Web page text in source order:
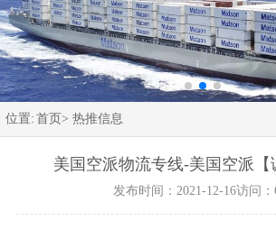
位置: 首页> 热推信息
美国空派物流专线-美国空派【
发布时间：2021-12-16访问：